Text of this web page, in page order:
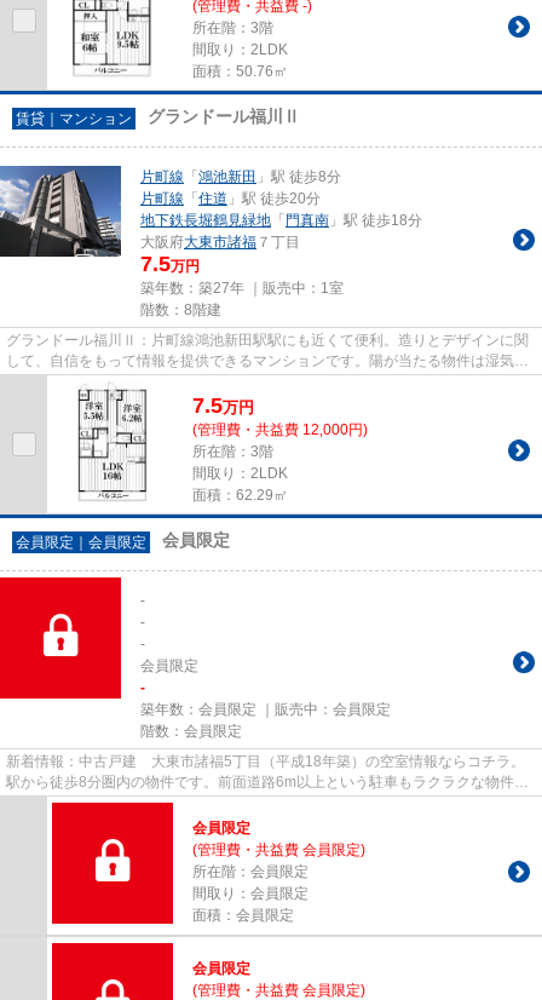
(管理費・共益費 -)
所在階：3階
間取り：2LDK
面積：50.76㎡
賃貸｜マンション グランドール福川Ⅱ
片町線 「 鴻池新田 」駅 徒歩8分
片町線 「 住道 」駅 徒歩20分
地下鉄長堀鶴見緑地 「 門真南 」駅 徒歩18分
大阪府大東市諸福 ７丁目
7.5万円
築年数：築27年 ｜販売中： 1室
階数：8階建
グランドール福川Ⅱ：片町線鴻池新田駅駅にも近くて便利。造りとデザインに関
して、自信をもって情報を提供できるマンションです。陽が当たる物件は湿気も
少なく健康な毎日を過ごせます...
7.5万円
(管理費・共益費 12,000円)
所在階：3階
間取り：2LDK
面積：62.29㎡
会員限定 会員限定 会員限定
-
-
-
会員限定
-
築年数： 会員限定 ｜販売中： 会員限定
階数： 会員限定
新着情報：中古戸建 大東市諸福5丁目（平成18年築）の空室情報ならコチラ。
駅から徒歩8分圏内の物件です。前面道路6m以上という駐車もラクラクな物件と
なっております。値段がお手ご...
会員限定
(管理費・共益費 会員限定)
所在階： 会員限定
間取り： 会員限定
面積： 会員限定
会員限定
(管理費・共益費 会員限定)